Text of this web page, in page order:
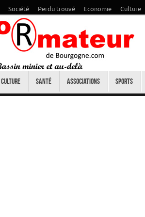
Société Perdu trouvé Economie Culture
Culture Santé Associations Sports